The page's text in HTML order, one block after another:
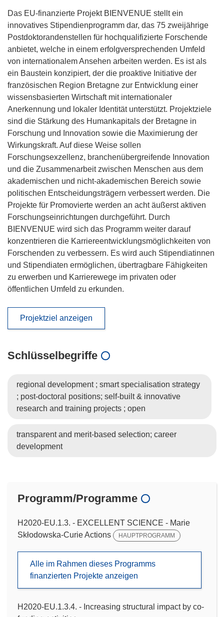
Das EU-finanzierte Projekt BIENVENUE stellt ein
innovatives Stipendienprogramm dar, das 75 zweijährige
Postdoktorandenstellen für hochqualifizierte Forschende
anbietet, welche in einem erfolgversprechenden Umfeld
von internationalem Ansehen arbeiten werden. Es ist als
ein Baustein konzipiert, der die proaktive Initiative der
französischen Region Bretagne zur Entwicklung einer
wissensbasierten Wirtschaft mit internationaler
Anerkennung und lokaler Identität unterstützt. Projektziele
sind die Stärkung des Humankapitals der Bretagne in
Forschung und Innovation sowie die Maximierung der
Wirkungskraft. Auf diese Weise sollen
Forschungsexzellenz, branchenübergreifende Innovation
und die Zusammenarbeit zwischen Menschen aus dem
akademischen und nicht-akademischen Bereich sowie
politischen Entscheidungsträgern verbessert werden. Die
Projekte für Promovierte werden an acht äußerst aktiven
Forschungseinrichtungen durchgeführt. Durch
BIENVENUE wird sich das Programm weiter darauf
konzentrieren die Karriereentwicklungsmöglichkeiten von
Forschenden zu verbessern. Es wird auch Stipendiatinnen
und Stipendiaten ermöglichen, übertragbare Fähigkeiten
zu erwerben und Karrierewege im privaten oder
öffentlichen Umfeld zu erkunden.
Projektziel anzeigen
Schlüsselbegriffe
regional development ; smart specialisation strategy
; post-doctoral positions; self-built & innovative
research and training projects ; open
transparent and merit-based selection; career
development
Programm/Programme
H2020-EU.1.3. - EXCELLENT SCIENCE - Marie
Skłodowska-Curie Actions
HAUPTPROGRAMM
Alle im Rahmen dieses Programms
finanzierten Projekte anzeigen
H2020-EU.1.3.4. - Increasing structural impact by co-